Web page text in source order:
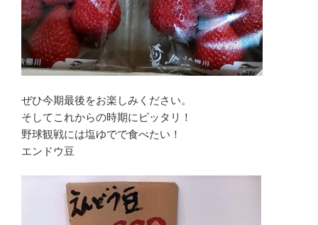
ぜひ今期最後をお楽しみください。
そしてこれからの時期にピッタリ！
野球観戦には塩ゆでで食べたい！
エンドウ豆